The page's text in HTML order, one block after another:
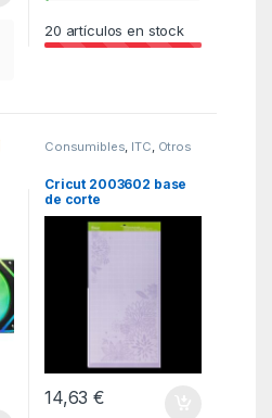
20 artículos en stock
Consumibles, ITC, Otros
Cricut 2003602 base
de corte
14,63€